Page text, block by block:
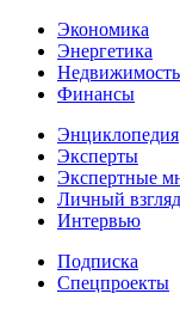
Экономика
Энергетика
Недвижимость
Финансы
Энциклопедия
Эксперты
Экспертные
Личный взгляд
Интервью
Подписка
Спецпроекты